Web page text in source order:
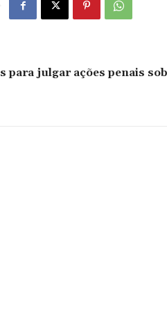
para julgar ações penais